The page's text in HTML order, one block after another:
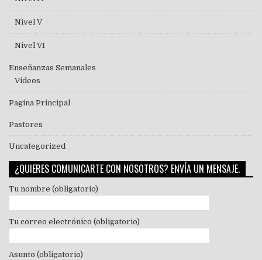
Nivel V
Nivel VI
Enseñanzas Semanales
Videos
Pagina Principal
Pastores
Uncategorized
¿QUIERES COMUNICARTE CON NOSOTROS? ENVÍA UN MENSAJE.
Tu nombre (obligatorio)
Tu correo electrónico (obligatorio)
Asunto (obligatorio)